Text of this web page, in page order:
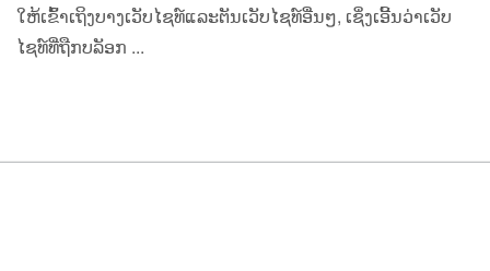
ໃຫ້ເຂົ້າເຖິງບາງເວັບໄຊທ໌ແລະຕັນເວັບໄຊທ໌ອື່ນໆ, ເຊິ່ງເອີ້ນວ່າເວັບ
ໄຊທ໌ທີ່ຖືກບລັອກ ...